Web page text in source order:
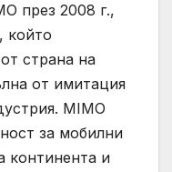
през 2008 г.,
който
страна на
от имитация
MIMO
за мобилни
континента и